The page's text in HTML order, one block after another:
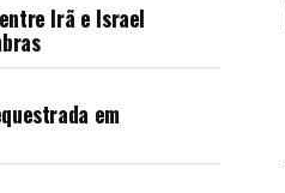
Irã e Israel
em